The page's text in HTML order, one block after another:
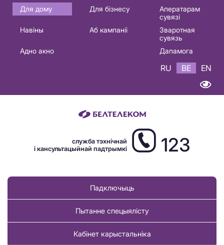
Основная
навигация
Для дому Для бізнесу
Аператарам
сувязі
Навіны
Аб кампаніі
Зваротная
сувязь
Адно акно
Дапамога
RU BE EN
служба тэхнічнай
і кансультацыйнай падтрымкі
123
Падключыць
Пытанне спецыялісту
Кабінет карыстальніка